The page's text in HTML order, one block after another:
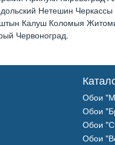
Нетешин
Калуш Коломыя
Червоноград.
Обои
Обои
Обои
Обои